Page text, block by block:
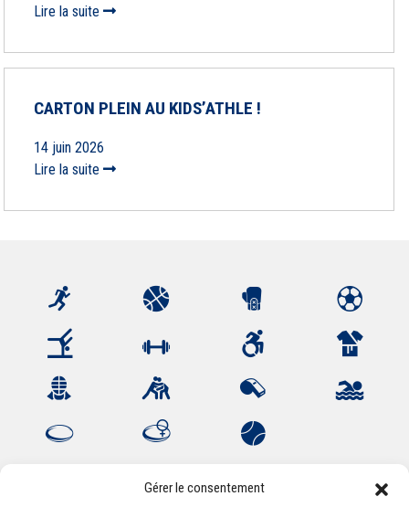
Gérer le consentement
Lire la suite
CARTON PLEIN AU KIDS’ATHLE !
14 juin 2026
Lire la suite